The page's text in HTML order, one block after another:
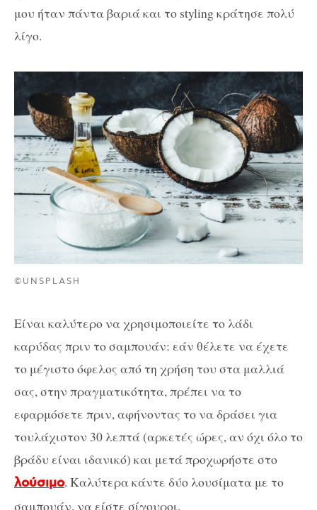
μου ήταν πάντα βαριά και το styling κράτησε πολύ
λίγο.
©UNSPLASH
Είναι καλύτερο να χρησιμοποιείτε το λάδι
καρύδας πριν το σαμπουάν: εάν θέλετε να έχετε
το μέγιστο όφελος από τη χρήση του στα μαλλιά
σας, στην πραγματικότητα, πρέπει να το
εφαρμόσετε πριν, αφήνοντας το να δράσει για
τουλάχιστον 30 λεπτά (αρκετές ώρες, αν όχι όλο το
βράδυ είναι ιδανικό) και μετά προχωρήστε στο
λούσιμο. Καλύτερα κάντε δύο λουσίματα με το
σαμπουάν, να είστε σίγουροι.